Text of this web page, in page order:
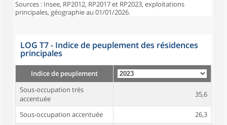
Sources : Insee, RP2012, RP2017 et RP2023, exploitations
principales, géographie au 01/01/2026.
LOG T7 - Indice de peuplement des résidences
principales
Indice de peuplement
Sous-occupation très
accentuée
35,6
Sous-occupation accentuée
26,3